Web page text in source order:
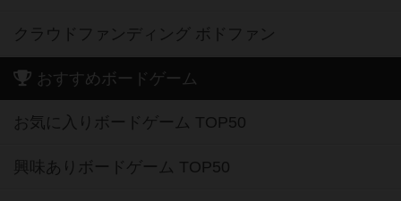
クラウドファンディング ボドファン
おすすめボードゲーム
お気に入りボードゲーム TOP50
興味ありボードゲーム TOP50